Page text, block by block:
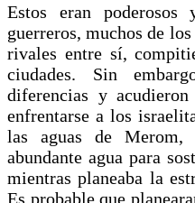
Estos eran poderosos
guerreros, muchos de
rivales entre sí,
ciudades. Sin
diferencias y
enfrentarse a los
las aguas de Merom,
abundante agua para
mientras planeaba la
Es probable que